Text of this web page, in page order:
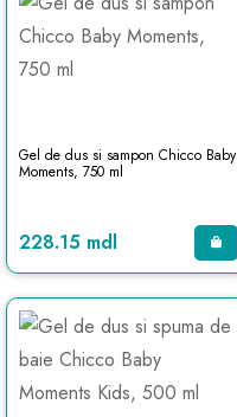
Gel de dus si sampon Chicco Baby
Moments, 750 ml
228.15 mdl